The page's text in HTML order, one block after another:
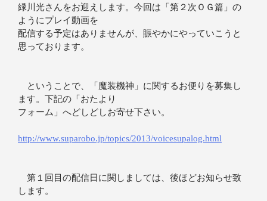
緑川光さんをお迎えします。今回は「第２次ＯＧ篇」の
ようにプレイ動画を
配信する予定はありませんが、賑やかにやっていこうと
思っております。
ということで、「魔装機神」に関するお便りを募集し
ます。下記の「おたより
フォーム」へどしどしお寄せ下さい。
http://www.suparobo.jp/topics/2013/voicesupalog.html
第１回目の配信日に関しましては、後ほどお知らせ致
します。